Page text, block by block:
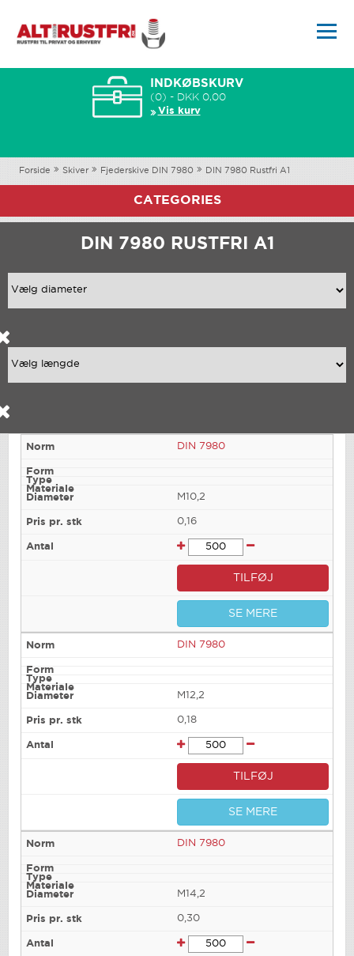
INDKØBSKURV
(0) - DKK 0,00
Vis kurv
Forside Skiver Fjederskive DIN 7980 DIN 7980 Rustfri A1
CATEGORIES
DIN 7980 RUSTFRI A1
DIN 7980
M10,2
0,16
TILFØJ
SE MERE
DIN 7980
M12,2
0,18
TILFØJ
SE MERE
DIN 7980
M14,2
0,30